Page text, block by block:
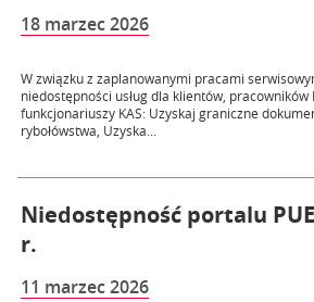
18 marzec 2026
W związku z zaplanowanymi pracami
niedostępności usług dla klientów, pracowników
funkcjonariuszy KAS: Uzyskaj graniczne
rybołówstwa, Uzyska...
Niedostępność portalu
r.
11 marzec 2026